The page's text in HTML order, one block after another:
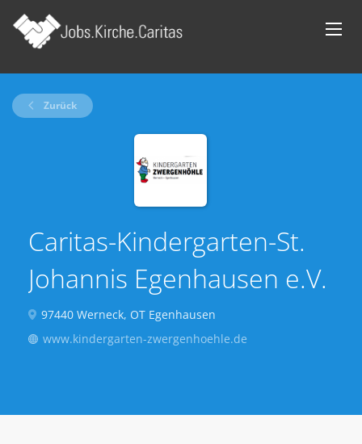
Zurück
Caritas-Kindergarten-St.
Johannis Egenhausen e.V.
97440 Werneck, OT Egenhausen
www.kindergarten-zwergenhoehle.de